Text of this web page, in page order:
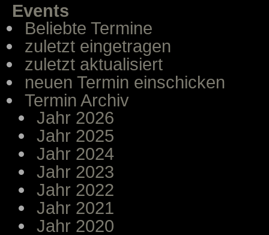
Events
Beliebte Termine
zuletzt eingetragen
zuletzt aktualisiert
neuen Termin einschicken
Termin Archiv
Jahr 2026
Jahr 2025
Jahr 2024
Jahr 2023
Jahr 2022
Jahr 2021
Jahr 2020